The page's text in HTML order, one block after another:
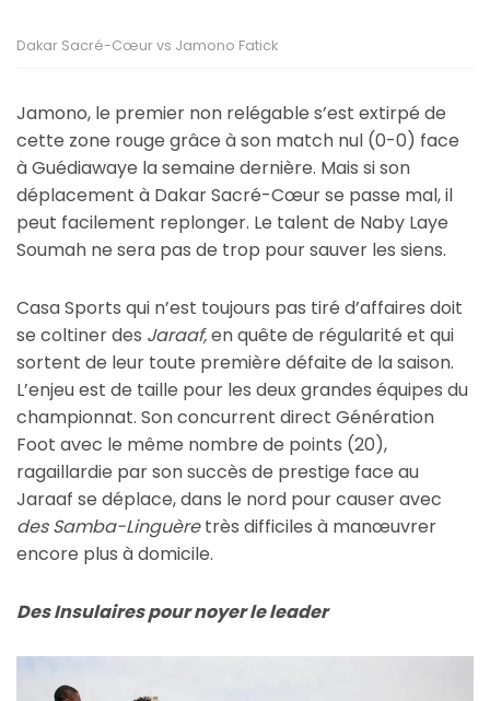
Dakar Sacré-Cœur vs Jamono Fatick
Jamono, le premier non relégable s’est extirpé de
cette zone rouge grâce à son match nul (0-0) face
à Guédiawaye la semaine dernière. Mais si son
déplacement à Dakar Sacré-Cœur se passe mal, il
peut facilement replonger. Le talent de Naby Laye
Soumah ne sera pas de trop pour sauver les siens.
Casa Sports qui n’est toujours pas tiré d’affaires doit
se coltiner des Jaraaf,en quête de régularité et qui
sortent de leur toute première défaite de la saison.
L’enjeu est de taille pour les deux grandes équipes du
championnat. Son concurrent direct Génération
Foot avec le même nombre de points (20),
ragaillardie par son succès de prestige face au
Jaraaf se déplace, dans le nord pour causer avec
des Samba-Linguèretrès difficiles à manœuvrer
encore plus à domicile.
Des Insulaires pour noyer le leader